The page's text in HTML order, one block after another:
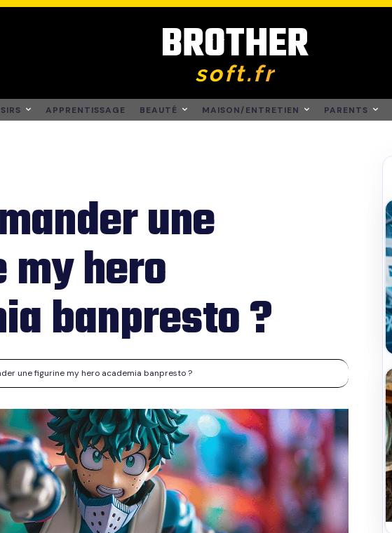
BROTHER
soft.fr
APPRENTISSAGE BEAUTÉ MAISON/ENTRETIEN PARENTS
une
hero
banpresto ?
une figurine my hero academia banpresto ?